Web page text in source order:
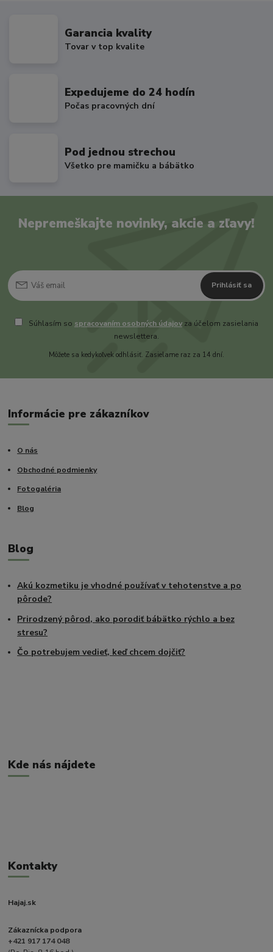
Garancia kvality
Tovar v top kvalite
Expedujeme do 24 hodín
Počas pracovných dní
Pod jednou strechou
Všetko pre mamičku a bábätko
Nepremeškajte novinky, akcie a zľavy!
Prihlásiť sa
Súhlasím so spracovaním osobných údajovza účelom zasielania
newslettera.
Môžete sa kedykoľvek odhlásiť. Zasielame raz za 14 dní.
Informácie pre zákazníkov
O nás
Obchodné podmienky
Fotogaléria
Blog
Blog
Akú kozmetiku je vhodné používať v tehotenstve a po
pôrode?
Prirodzený pôrod, ako porodiť bábätko rýchlo a bez
stresu?
Čo potrebujem vedieť, keď chcem dojčiť?
Kde nás nájdete
Kontakty
Hajaj.sk
Zákaznícka podpora
+421 917 174 048